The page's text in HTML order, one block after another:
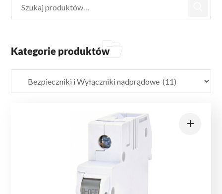
Kategorie produktów